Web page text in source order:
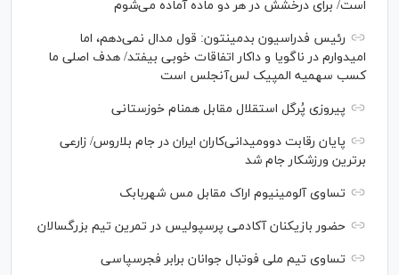
است/ برای درخشش در هر دو ماده آماده می‌شوم
رئیس فدراسیون بدمینتون: قول مدال نمی‌دهم، اما
امیدوارم در ناگویا و داکار اتفاقات خوبی بیفتد/ هدف اصلی ما
کسب سهمیه المپیک لس‌آنجلس است
پیروزی پُرگل استقلال مقابل همنام خوزستانی
پایان رقابت دوومیدانی‌کاران ایران در جام بلاروس/ زارعی
برترین ورزشکار جام شد
تساوی آلومینیوم اراک مقابل مس شهربابک
حضور بازیکنان آکادمی پرسپولیس در تمرین تیم بزرگسالان
تساوی تیم ملی فوتبال جوانان برابر فجرسپاسی